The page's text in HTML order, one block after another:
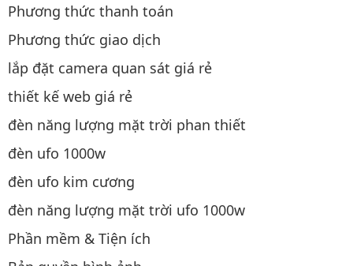
Phương thức thanh toán
Phương thức giao dịch
lắp đặt camera quan sát giá rẻ
thiết kế web giá rẻ
đèn năng lượng mặt trời phan thiết
đèn ufo 1000w
đèn ufo kim cương
đèn năng lượng mặt trời ufo 1000w
Phần mềm & Tiện ích